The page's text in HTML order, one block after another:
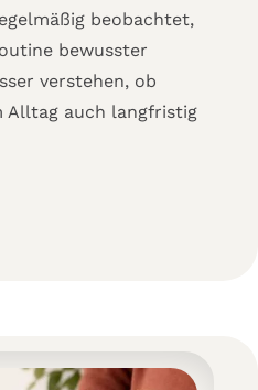
beobachtet,
bewusster
verstehen, ob
Alltag auch langfristig